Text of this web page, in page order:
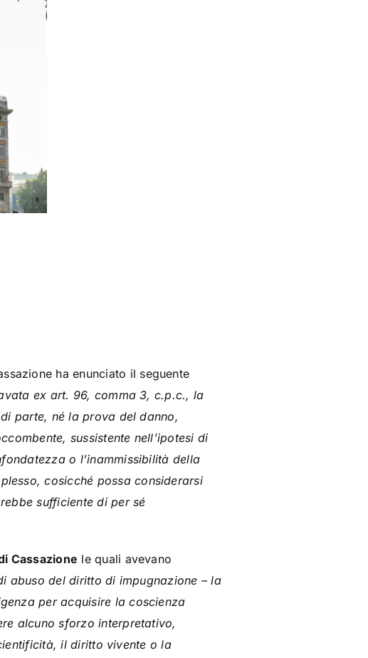
ha enunciato il seguente
ex art. 96, comma 3, c.p.c., la
parte, né la prova del danno,
sussistente nell’ipotesi di
o l’inammissibilità della
cosicché possa considerarsi
sufficiente di per sé
Cassazione le quali avevano
abuso del diritto di impugnazione – la
per acquisire la coscienza
alcuno sforzo interpretativo,
il diritto vivente o la